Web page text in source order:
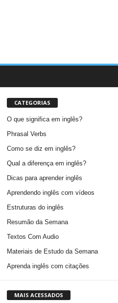
CATEGORIAS
O que significa em inglês?
Phrasal Verbs
Como se diz em inglês?
Qual a diferença em inglês?
Dicas para aprender inglês
Aprendendo inglês com vídeos
Estruturas do inglês
Resumão da Semana
Textos Com Audio
Materiais de Estudo da Semana
Aprenda inglês com citações
MAIS ACESSADOS